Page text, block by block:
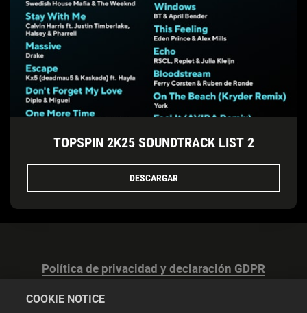
TOPSPIN 2K25 SOUNDTRACK LIST 2
DESCARGAR
Política de privacidad y declaración GDPR
COOKIE NOTICE